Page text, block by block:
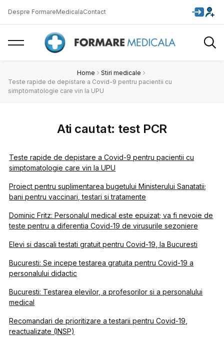
Despre FormareMedicalaContact
Home
Stiri medicale
Teste rapide de depistare a Covid-9 pentru pacientii cu
simptomatologie care vin la UPU
Ati cautat: test PCR
Teste rapide de depistare a Covid-9 pentru pacientii cu
simptomatologie care vin la UPU
Proiect pentru suplimentarea bugetului Ministerului Sanatatii;
bani pentru vaccinari, testari si tratamente
Dominic Fritz: Personalul medical este epuizat; va fi nevoie de
teste pentru a diferentia Covid-19 de virusurile sezoniere
Elevi si dascali testati gratuit pentru Covid-19, la Bucuresti
Bucuresti: Se incepe testarea gratuita pentru Covid-19 a
personalului didactic
Bucuresti: Testarea elevilor, a profesorilor si a personalului
medical
Recomandari de prioritizare a testarii pentru Covid-19,
reactualizate (INSP)